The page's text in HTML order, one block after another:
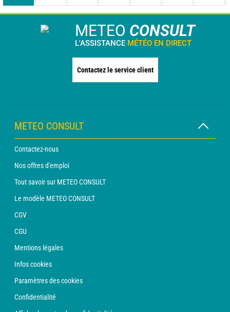
METEO CONSULT
L'ASSISTANCE MÉTÉO EN DIRECT
Contactez le service client
METEO CONSULT
Contactez-nous
Nos offres d'emploi
Tout savoir sur METEO CONSULT
Le modèle METEO CONSULT
CGV
CGU
Mentions légales
Infos cookies
Paramètres des cookies
Confidentialité